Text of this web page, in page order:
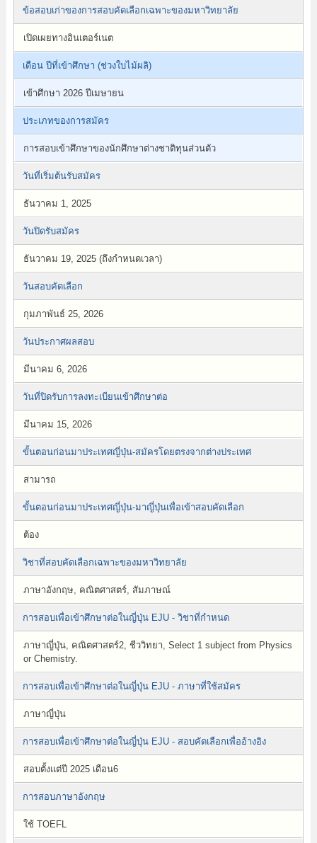
ข้อสอบเก่าของการสอบคัดเลือกเฉพาะของมหาวิทยาลัย
เปิดเผยทางอินเตอร์เนต
เดือน ปีที่เข้าศึกษา (ช่วงใบไม้ผลิ)
เข้าศึกษา 2026 ปีเมษายน
ประเภทของการสมัคร
การสอบเข้าศึกษาของนักศึกษาต่างชาติทุนส่วนตัว
วันที่เริ่มต้นรับสมัคร
ธันวาคม 1, 2025
วันปิดรับสมัคร
ธันวาคม 19, 2025 (ถึงกำหนดเวลา)
วันสอบคัดเลือก
กุมภาพันธ์ 25, 2026
วันประกาศผลสอบ
มีนาคม 6, 2026
วันที่ปิดรับการลงทะเบียนเข้าศึกษาต่อ
มีนาคม 15, 2026
ขั้นตอนก่อนมาประเทศญี่ปุ่น-สมัครโดยตรงจากต่างประเทศ
สามารถ
ขั้นตอนก่อนมาประเทศญี่ปุ่น-มาญี่ปุ่นเพื่อเข้าสอบคัดเลือก
ต้อง
วิชาที่สอบคัดเลือกเฉพาะของมหาวิทยาลัย
ภาษาอังกฤษ, คณิตศาสตร์, สัมภาษณ์
การสอบเพื่อเข้าศึกษาต่อในญี่ปุ่น EJU - วิชาที่กำหนด
ภาษาญี่ปุ่น, คณิตศาสตร์2, ชีววิทยา, Select 1 subject from Physics
or Chemistry.
การสอบเพื่อเข้าศึกษาต่อในญี่ปุ่น EJU - ภาษาที่ใช้สมัคร
ภาษาญี่ปุ่น
การสอบเพื่อเข้าศึกษาต่อในญี่ปุ่น EJU - สอบคัดเลือกเพื่ออ้างอิง
สอบตั้งแต่ปี 2025 เดือน6
การสอบภาษาอังกฤษ
ใช้ TOEFL